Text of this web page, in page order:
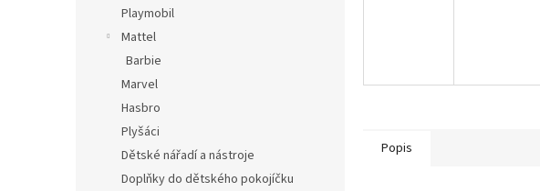
Playmobil
Mattel
Barbie
Marvel
Hasbro
Plyšáci
Dětské nářadí a nástroje
Doplňky do dětského pokojíčku
Popis